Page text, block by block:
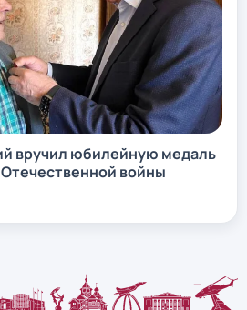
вручил юбилейную медаль
войны